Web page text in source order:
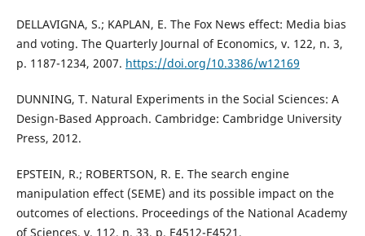
DELLAVIGNA, S.; KAPLAN, E. The Fox News effect: Media bias
and voting. The Quarterly Journal of Economics, v. 122, n. 3,
p. 1187-1234, 2007. https://doi.org/10.3386/w12169
DUNNING, T. Natural Experiments in the Social Sciences: A
Design-Based Approach. Cambridge: Cambridge University
Press, 2012.
EPSTEIN, R.; ROBERTSON, R. E. The search engine
manipulation effect (SEME) and its possible impact on the
outcomes of elections. Proceedings of the National Academy
of Sciences, v. 112, n. 33, p. E4512-E4521,